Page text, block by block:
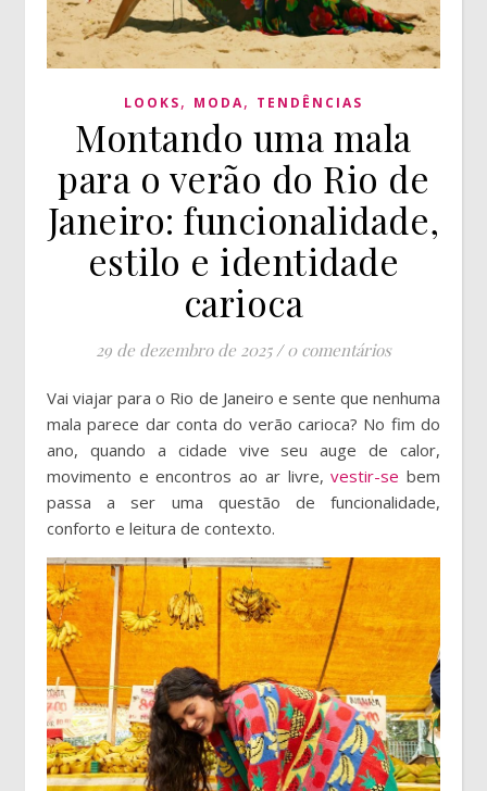
LOOKS, MODA, TENDÊNCIAS
Montando uma mala
para o verão do Rio de
Janeiro: funcionalidade,
estilo e identidade
carioca
29 de dezembro de 2025 / 0 comentários
Vai viajar para o Rio de Janeiro e sente que nenhuma
mala parece dar conta do verão carioca? No fim do
ano, quando a cidade vive seu auge de calor,
movimento e encontros ao ar livre,vestir-se bem
passa a ser uma questão de funcionalidade,
conforto e leitura de contexto.